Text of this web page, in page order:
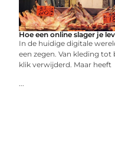
Hoe een online slager je
In de huidige digitale
een zegen. Van kleding tot
klik verwijderd. Maar heeft
...